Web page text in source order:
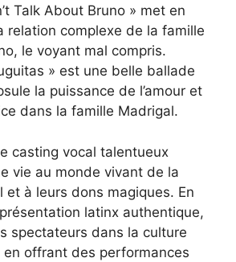
Talk About Bruno » met en
relation complexe de la famille
le voyant mal compris.
» est une belle ballade
la puissance de l’amour et
dans la famille Madrigal.
casting vocal talentueux
vie au monde vivant de la
et à leurs dons magiques. En
latinx authentique,
spectateurs dans la culture
offrant des performances